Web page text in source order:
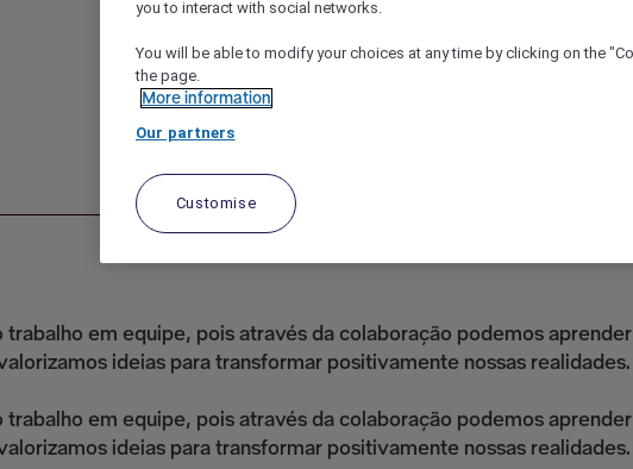
em equipe, pois através da colaboração podemos
ideias para transformar positivamente nossas realidades.
em equipe, pois através da colaboração podemos
ideias para transformar positivamente nossas realidades.
you to interact with social networks.
You will be able to modify your choices at any time by clicking on the
the page.
More information
Our partners
Customise